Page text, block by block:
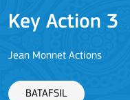
Key Action 3
Jean Monnet Actions
BATAFSIL